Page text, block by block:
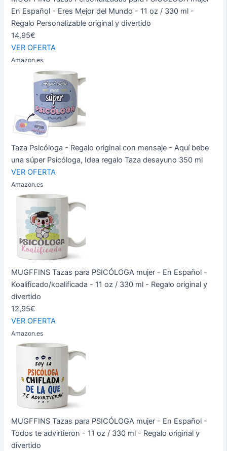
En Español - Eres Mejor del Mundo - 11 oz / 330 ml -
Regalo Personalizable original y divertido
14,95€
VER OFERTA
Amazon.es
Taza Psicóloga - Regalo original con mensaje - Aquí bebe
una súper Psicóloga, Idea regalo Taza desayuno 350 ml
VER OFERTA
Amazon.es
MUGFFINS Tazas para PSICÓLOGA mujer - En Español -
Koalificado/koalificada - 11 oz / 330 ml - Regalo original y
divertido
12,95€
VER OFERTA
Amazon.es
MUGFFINS Tazas para PSICÓLOGA mujer - En Español -
Todos te advirtieron - 11 oz / 330 ml - Regalo original y
divertido